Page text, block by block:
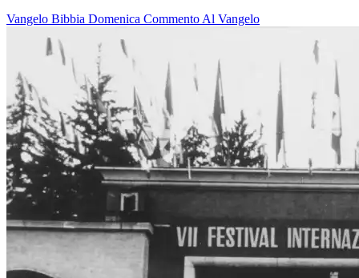
Vangelo Bibbia Domenica Commento Al Vangelo